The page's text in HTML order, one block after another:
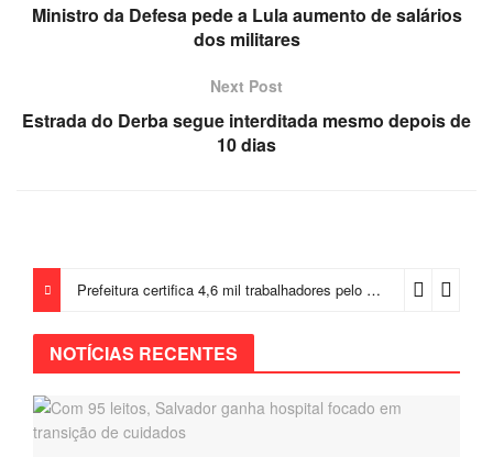
Ministro da Defesa pede a Lula aumento de salários
dos militares
Next Post
Estrada do Derba segue interditada mesmo depois de
10 dias
Prefeitura certifica 4,6 mil trabalhadores pelo programa Treinar para Empregar e realiza Feirão de Empregabilidade
NOTÍCIAS RECENTES